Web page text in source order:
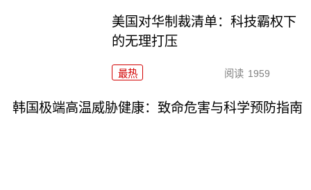
美国对华制裁清单：科技霸权下
的无理打压
最热 阅读 1959
韩国极端高温威胁健康：致命危害与科学预防指南